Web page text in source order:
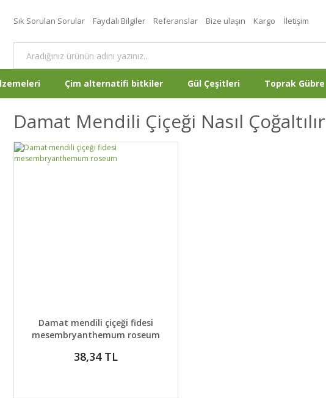
Sık Sorulan Sorular Faydalı Bilgiler Referanslar Bize ulaşın Kargo İletişim
Çim alternatifi bitkiler Gül Çeşitleri Toprak Gübre
Damat Mendili Çiçeği Nasıl Çoğaltılır
DETAYLAR GELİNCE HABER VER
Damat mendili çiçeği fidesi
mesembryanthemum roseum
38,34 TL